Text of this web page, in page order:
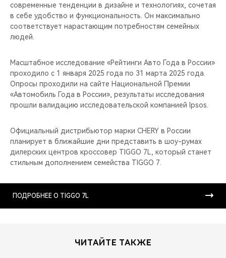
современные тенденции в дизайне и технологиях, сочетая
в себе удобство и функциональность. Он максимально
соответствует нарастающим потребностям семейных
людей.
Масштабное исследование «Рейтинги Авто Года в России»
проходило с 1 января 2025 года по 31 марта 2025 года.
Опросы проходили на сайте Национальной Премии
«Автомобиль Года в России», результаты исследования
прошли валидацию исследовательской компанией Ipsos.
Официальный дистрибьютор марки CHERY в России
планирует в ближайшие дни представить в шоу-румах
дилерских центров кроссовер TIGGO 7L, который станет
стильным дополнением семейства TIGGO 7.
ПОДРОБНЕЕ О TIGGO 7L
ЧИТАЙТЕ ТАКЖЕ